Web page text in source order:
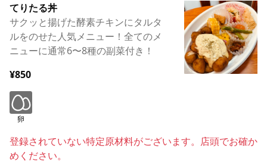
てりたる丼
サクッと揚げた酵素チキンにタルタ
ルをのせた人気メニュー！全てのメ
ニューに通常6〜8種の副菜付き！
¥850
卵
登録されていない特定原材料がございます。店頭でお確か
めください。